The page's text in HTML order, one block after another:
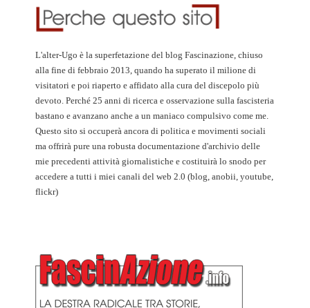
L'alter-Ugo è la superfetazione del blog Fascinazione, chiuso
alla fine di febbraio 2013, quando ha superato il milione di
visitatori e poi riaperto e affidato alla cura del discepolo più
devoto. Perché 25 anni di ricerca e osservazione sulla fascisteria
bastano e avanzano anche a un maniaco compulsivo come me.
Questo sito si occuperà ancora di politica e movimenti sociali
ma offrirà pure una robusta documentazione d'archivio delle
mie precedenti attività giornalistiche e costituirà lo snodo per
accedere a tutti i miei canali del web 2.0 (blog, anobii, youtube,
flickr)